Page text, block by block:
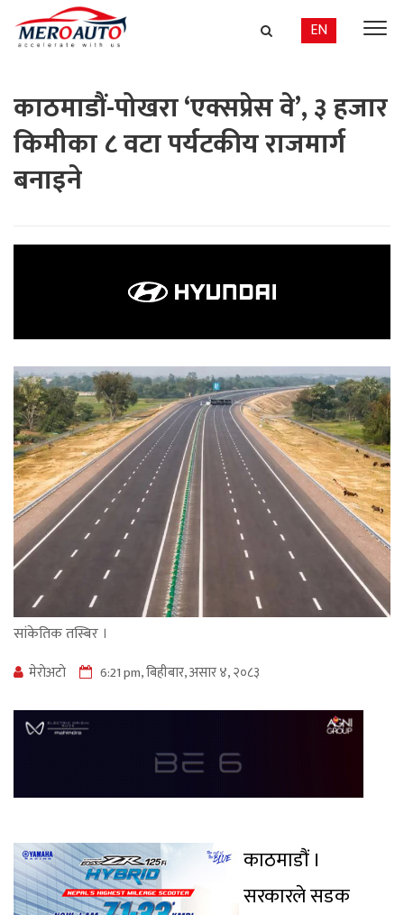
EN
काठमाडौं-पोखरा ‘एक्सप्रेस वे’, ३ हजार
किमीका ८ वटा पर्यटकीय राजमार्ग
बनाइने
सांकेतिक तस्बिर ।
मेराेअटाे 6:21 pm, बिहीबार, असार ४, २०८३
काठमाडौं ।
सरकारले सडक